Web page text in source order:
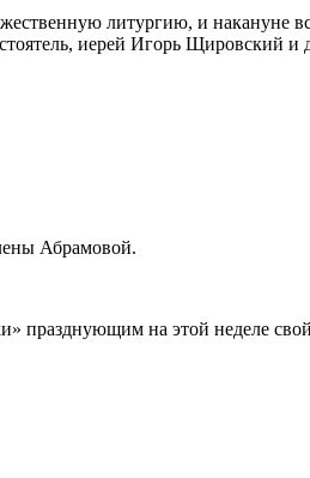
литургию, и накануне
иерей Игорь Щировский и
Абрамовой.
празднующим на этой неделе